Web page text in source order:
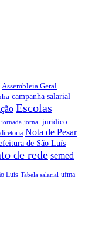
Assembleia Geral
campanha salarial
Escolas
jornada jornal juridico
Nota de Pesar
de São Luís
de rede semed
Luís Tabela salarial ufma